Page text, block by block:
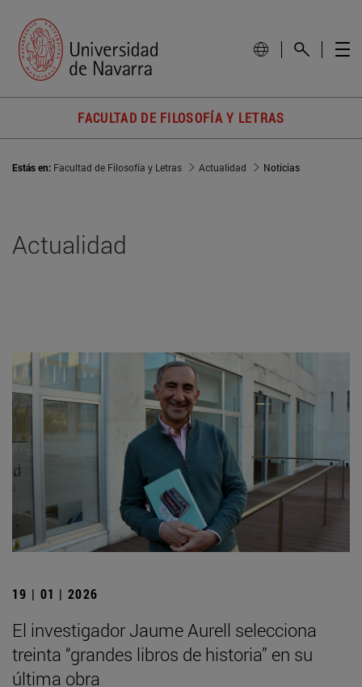
FACULTAD DE FILOSOFÍA Y LETRAS
Estás en: Facultad de Filosofía y Letras Actualidad Noticias
Actualidad
19 | 01 | 2026
El investigador Jaume Aurell selecciona
treinta “grandes libros de historia” en su
última obra